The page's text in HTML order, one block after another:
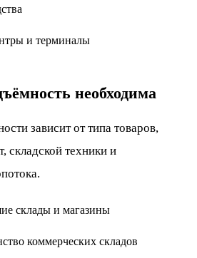
и терминалы
необходима
зависит от типа товаров,
складской техники и
склады и магазины
коммерческих складов